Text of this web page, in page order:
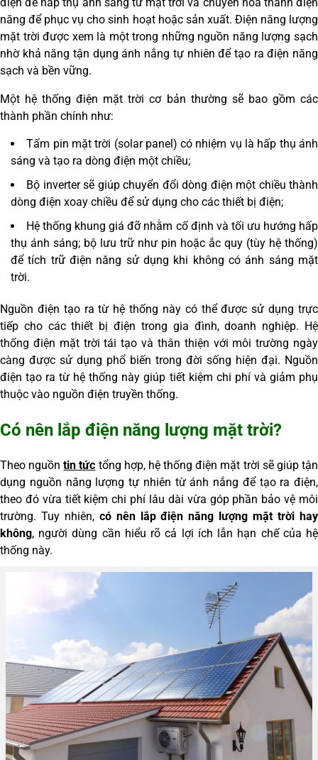
năng để phục vụ cho sinh hoạt hoặc sản xuất. Điện năng lượng
mặt trời được xem là một trong những nguồn năng lượng sạch
nhờ khả năng tận dụng ánh nắng tự nhiên để tạo ra điện năng
sạch và bền vững.
Một hệ thống điện mặt trời cơ bản thường sẽ bao gồm các
thành phần chính như:
Tấm pin mặt trời (solar panel) có nhiệm vụ là hấp thụ ánh
sáng và tạo ra dòng điện một chiều;
Bộ inverter sẽ giúp chuyển đổi dòng điện một chiều thành
dòng điện xoay chiều để sử dụng cho các thiết bị điện;
Hệ thống khung giá đỡ nhằm cố định và tối ưu hướng hấp
thụ ánh sáng; bộ lưu trữ như pin hoặc ắc quy (tùy hệ thống)
để tích trữ điện năng sử dụng khi không có ánh sáng mặt
trời.
Nguồn điện tạo ra từ hệ thống này có thể được sử dụng trực
tiếp cho các thiết bị điện trong gia đình, doanh nghiệp. Hệ
thống điện mặt trời tái tạo và thân thiện với môi trường ngày
càng được sử dụng phổ biến trong đời sống hiện đại. Nguồn
điện tạo ra từ hệ thống này giúp tiết kiệm chi phí và giảm phụ
thuộc vào nguồn điện truyền thống.
Có nên lắp điện năng lượng mặt trời?
Theo nguồntin tức tổng hợp, hệ thống điện mặt trời sẽ giúp tận
dụng nguồn năng lượng tự nhiên từ ánh nắng để tạo ra điện,
theo đó vừa tiết kiệm chi phí lâu dài vừa góp phần bảo vệ môi
trường. Tuy nhiên, có nên lắp điện năng lượng mặt trờihay
không, người dùng cần hiểu rõ cả lợi ích lẫn hạn chế của hệ
thống này.